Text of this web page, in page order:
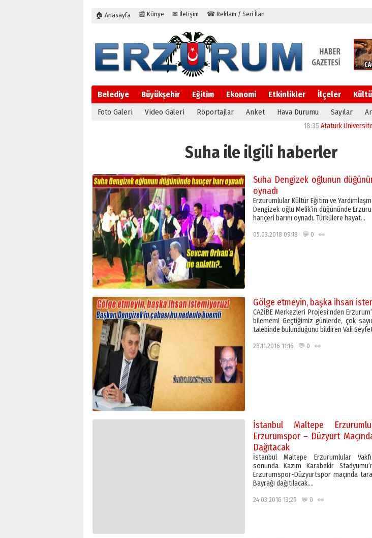
🏠 Anasayfa 📰 Künye ✉ İletişim ☎ Reklam / Seri İlan
Belediye Büyükşehir Eğitim Ekonomi Etkinlikler İlçeler
Foto Galeri Video Galeri Röportajlar Anket Hava Durumu Sayılar
Atatürk Üniversitesi’nin
Suha ile ilgili haberler
Suha Dengizek oğlunun
oynadı
Erzurumlular Kültür Eğitim ve
Dengizek oğlu Melik’in düğününde
hançeri barını oynadı. Türkülere hayat…
05.03.2018 09:18 💬 0 👀
Gölge etmeyin, başka ihsan
CAZİBE Merkezleri Projesi’nden
bilemem! Geçtiğimiz günlerde, çok
talebinde bulunduğunu bildiren Vali
28.11.2016 11:16 💬 0 👀
İstanbul Maltepe
Erzurumspor – Düzyurt
Dağıtacak
İstanbul Maltepe Erzurumlular
sonunda Kazım Karabekir
Erzurumspor-Düzyurtspor maçında
Bayrağı dağıtılacak….
24.03.2016 13:29 💬 0 👀